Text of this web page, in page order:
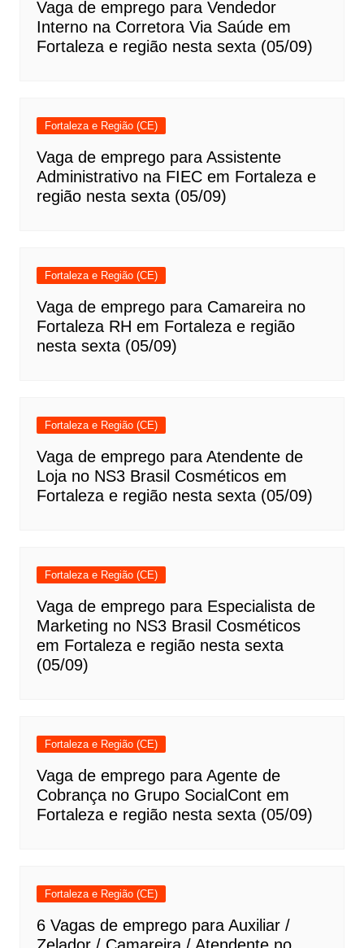
Vaga de emprego para Vendedor
Interno na Corretora Via Saúde em
Fortaleza e região nesta sexta (05/09)
Fortaleza e Região (CE)
Vaga de emprego para Assistente
Administrativo na FIEC em Fortaleza e
região nesta sexta (05/09)
Fortaleza e Região (CE)
Vaga de emprego para Camareira no
Fortaleza RH em Fortaleza e região
nesta sexta (05/09)
Fortaleza e Região (CE)
Vaga de emprego para Atendente de
Loja no NS3 Brasil Cosméticos em
Fortaleza e região nesta sexta (05/09)
Fortaleza e Região (CE)
Vaga de emprego para Especialista de
Marketing no NS3 Brasil Cosméticos
em Fortaleza e região nesta sexta
(05/09)
Fortaleza e Região (CE)
Vaga de emprego para Agente de
Cobrança no Grupo SocialCont em
Fortaleza e região nesta sexta (05/09)
Fortaleza e Região (CE)
6 Vagas de emprego para Auxiliar /